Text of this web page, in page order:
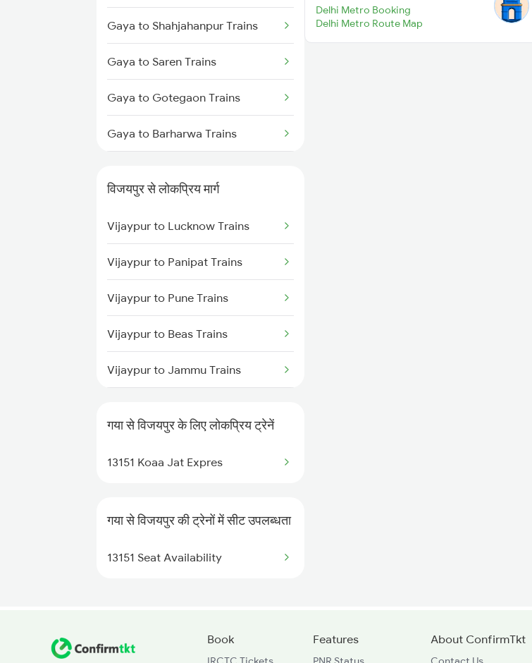
Vijaypur to Daund Trains
Vijaypur to Pune Trains
Vijaypur to Lucknow Trains
Gaya to Shahjahanpur Trains
Gaya to Saren Trains
Gaya to Gotegaon Trains
Gaya to Barharwa Trains
Gaya to Raxaul Trains
Gaya to Phusro Trains
Gaya to Nawa Trains
Gaya to Adra Trains
Gaya to Pirpainti Trains
विजयपुर से लोकप्रिय मार्ग
Vijaypur to Lucknow Trains
Vijaypur to Panipat Trains
Vijaypur to Pune Trains
Vijaypur to Beas Trains
Vijaypur to Jammu Trains
Trains
Vijaypur to Daund Trains
Vijaypur to Dasuya Trains
गया से विजयपुर के लिए लोकप्रिय ट्रेनें
13151 Koaa Jat Expres
गया से विजयपुर की ट्रेनों में सीट उपलब्धता
13151 Seat Availability
Delhi Metro Booking
Delhi Metro Route Map
Book Features About ConfirmTkt